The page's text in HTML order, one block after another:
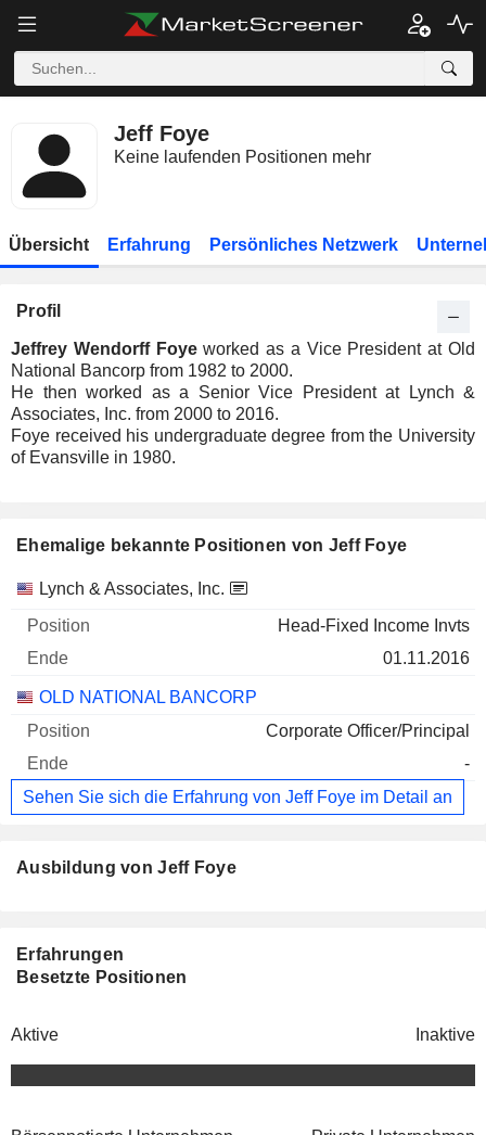
Jeff Foye
Keine laufenden Positionen mehr
Übersicht Erfahrung Persönliches Netzwerk
Profil
Jeffrey Wendorff Foyeworked as a Vice President at Old
National Bancorp from 1982 to 2000.
He then worked as a Senior Vice President at Lynch &
Associates, Inc. from 2000 to 2016.
Foye received his undergraduate degree from the University
of Evansville in 1980.
Ehemalige bekannte Positionen von Jeff Foye
Unternehmen Position Ende
Lynch & Associates, Inc.
Head-Fixed Income Invts
01.11.2016
OLD NATIONAL BANCORP
Corporate Officer/Principal
-
Sehen Sie sich die Erfahrung von Jeff Foye im Detail an
Ausbildung von Jeff Foye
Erfahrungen
Besetzte Positionen
Aktive Inaktive